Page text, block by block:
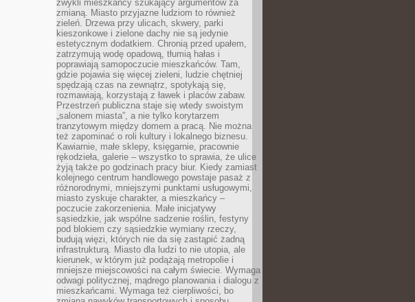
zwykli mieszkańcy szukający argumentów za
zmianą. Miasto przyjazne ludziom to również
zieleń. Drzewa przy ulicach, skwery, parki
kieszonkowe i zielone dachy nie są jedynie
estetycznym dodatkiem. Chronią przed upałem,
zatrzymują wodę opadową, tłumią hałas i
poprawiają samopoczucie mieszkańców. Tam,
gdzie pojawia się więcej zieleni, ludzie chętniej
spędzają czas na zewnątrz, spotykają się,
rozmawiają, korzystają z ławek i placów zabaw.
Przestrzeń publiczna staje się wtedy swoistym
„salonem miasta”, a nie tylko korytarzem
tranzytowym między domem a pracą. Nie można
też zapominać o roli kultury i lokalnego biznesu.
Kawiarnie, małe sklepy, księgarnie, pracownie
rękodzieła, galerie – wszystko to sprawia, że ulice
żyją także po godzinach pracy biur. Kiedy zamiast
kolejnego centrum handlowego powstaje pasaż z
różnorodnymi, mniejszymi punktami usługowymi,
miasto zyskuje charakter, a mieszkańcy –
poczucie zakorzenienia. Małe inicjatywy
sąsiedzkie, jak wspólne sadzenie roślin, festyny
pod blokiem czy sąsiedzkie wymiany rzeczy,
budują więzi, których nie da się zastąpić żadną
infrastrukturą. Miasto dla ludzi to nie utopia, ale
kierunek, w którym już podążają metropolie i
mniejsze miejscowości na całym świecie. Wymaga
odwagi politycznej, mądrego planowania i dialogu z
mieszkańcami. Wymaga też cierpliwości, bo